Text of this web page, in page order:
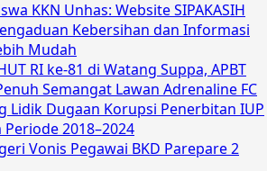
KKN Unhas: Website SIPAKASIH
Kebersihan dan Informasi
Mudah
RI ke-81 di Watang Suppa, APBT
Semangat Lawan Adrenaline FC
Lidik Dugaan Korupsi Penerbitan IUP
2018–2024
Vonis Pegawai BKD Parepare 2